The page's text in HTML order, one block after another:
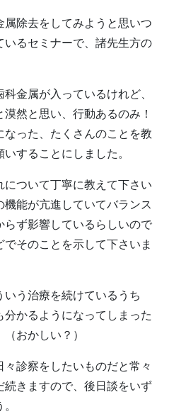
除去をしてみようと思いつ
るセミナーで、諸先生方の
金属が入っているけれど、
然と思い、行動あるのみ！
った、たくさんのことを教
することにしました。
ついて丁寧に教えて下さい
能が亢進していてバランス
ず影響しているらしいので
そのことを示して下さいま
う治療を続けているうち
かるようになってしまった
おかしい？）
診察をしたいものだと常々
きますので、後日談をいず